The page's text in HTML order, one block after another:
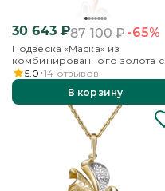
30 643₽87 100₽-65%
Подвеска «Маска» из
комбинированного золота с
эмалью
5.0 14 отзывов
В корзину